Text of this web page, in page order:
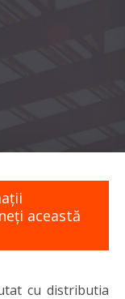
această
cu distributia